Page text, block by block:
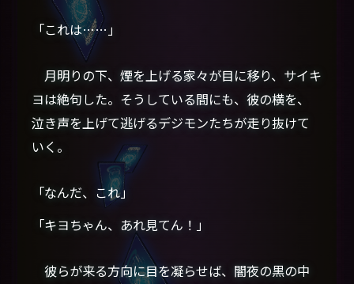
「これは……」
月明りの下、煙を上げる家々が目に移り、サイキ
ヨは絶句した。そうしている間にも、彼の横を、
泣き声を上げて逃げるデジモンたちが走り抜けて
いく。
「なんだ、これ」
「キヨちゃん、あれ見てん！」
彼らが来る方向に目を凝らせば、闇夜の黒の中